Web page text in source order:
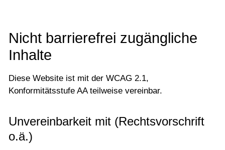
Nicht barrierefrei zugängliche
Inhalte
Diese Website ist mit der WCAG 2.1,
Konformitätsstufe AA teilweise vereinbar.
Unvereinbarkeit mit (Rechtsvorschrift
o.ä.)